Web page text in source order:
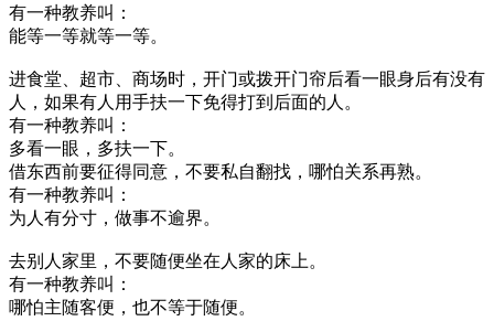
有一种教养叫：
能等一等就等一等。
进食堂、超市、商场时，开门或拨开门帘后看一眼身后有没有
人，如果有人用手扶一下免得打到后面的人。
有一种教养叫：
多看一眼，多扶一下。
借东西前要征得同意，不要私自翻找，哪怕关系再熟。
有一种教养叫：
为人有分寸，做事不逾界。
去别人家里，不要随便坐在人家的床上。
有一种教养叫：
哪怕主随客便，也不等于随便。